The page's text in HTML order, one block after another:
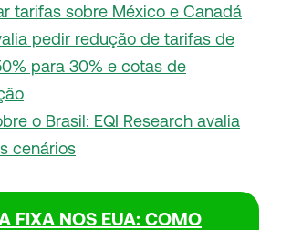
tarifas sobre México e Canadá
pedir redução de tarifas de
para 30% e cotas de
o Brasil: EQI Research avalia
cenários
FIXA NOS EUA: COMO